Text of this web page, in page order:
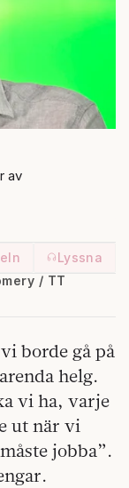
av
Lyssna
/ TT
borde gå på
helg.
vi ha, varje
ut när vi
jobba”.